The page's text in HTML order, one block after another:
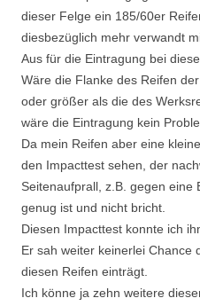
dieser Felge ein 185/60er
diesbezüglich mehr verwandt
Aus für die Eintragung bei
Wäre die Flanke des Reifen
oder größer als die des
wäre die Eintragung kein
Da mein Reifen aber eine
den Impacttest sehen, der
Seitenaufprall, z.B. gegen eine
genug ist und nicht bricht.
Diesen Impacttest konnte ich
Er sah weiter keinerlei Chance
diesen Reifen einträgt.
Ich könne ja zehn weitere